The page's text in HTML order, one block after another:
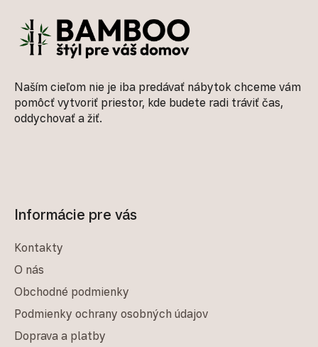
Naším cieľom nie je iba predávať nábytok chceme vám
pomôcť vytvoriť priestor, kde budete radi tráviť čas,
oddychovať a žiť.
Informácie pre vás
Kontakty
O nás
Obchodné podmienky
Podmienky ochrany osobných údajov
Doprava a platby